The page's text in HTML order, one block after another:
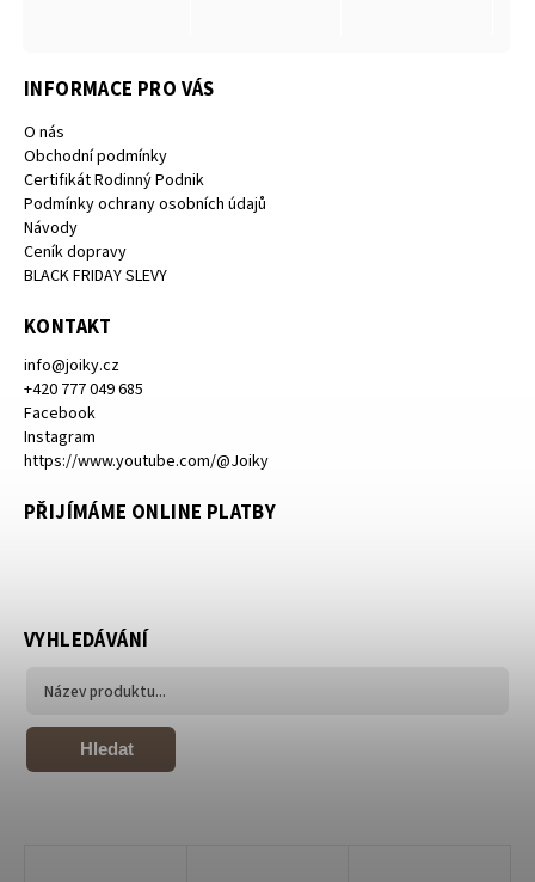
INFORMACE PRO VÁS
O nás
Obchodní podmínky
Certifikát Rodinný Podnik
Podmínky ochrany osobních údajů
Návody
Ceník dopravy
BLACK FRIDAY SLEVY
KONTAKT
info@joiky.cz
+420 777 049 685
Facebook
Instagram
https://www.youtube.com/@Joiky
PŘIJÍMÁME ONLINE PLATBY
VYHLEDÁVÁNÍ
Hledat